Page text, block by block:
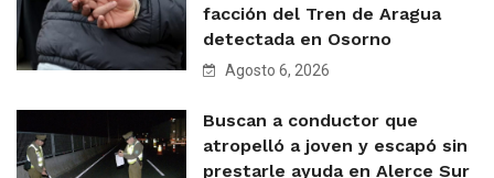
facción del Tren de Aragua
detectada en Osorno
Agosto 6, 2026
Buscan a conductor que
atropelló a joven y escapó sin
prestarle ayuda en Alerce Sur